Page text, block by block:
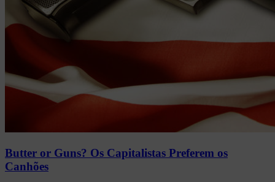
Butter or Guns? Os Capitalistas Preferem os
Canhões